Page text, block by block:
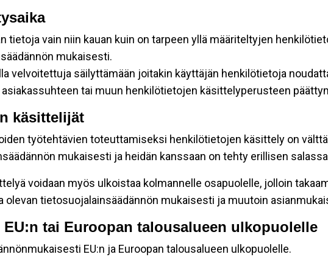
tietoja vain niin kauan kuin on tarpeen yllä määriteltyjen
mukaisesti.
velvoitettuja säilyttämään joitakin käyttäjän henkilötietoja
asiakassuhteen tai muun henkilötietojen käsittelyperusteen
käsittelijät
työtehtävien toteuttamiseksi henkilötietojen käsittely on
mukaisesti ja heidän kanssaan on tehty erillisen
voidaan myös ulkoistaa kolmannelle osapuolelle, jolloin
olevan tietosuojalainsäädännön mukaisesti ja muutoin
tai Euroopan talousalueen ulkopuolelle
EU:n ja Euroopan talousalueen ulkopuolelle.